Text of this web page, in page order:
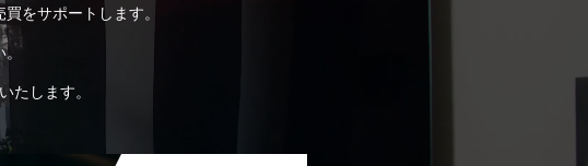
をサポートします。
。
たします。